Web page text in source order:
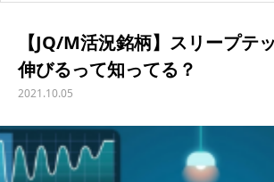
【JQ/M活況銘柄】スリープテ
伸びるって知ってる？
2021.10.05